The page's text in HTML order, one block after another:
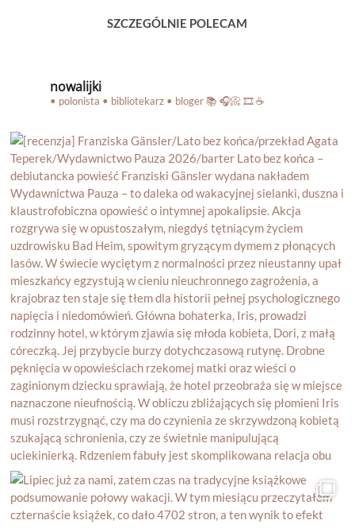
SZCZEGÓLNIE POLECAM
nowalijki
• polonista • bibliotekarz • bloger📚 🎧📀 🎞️ ☕️